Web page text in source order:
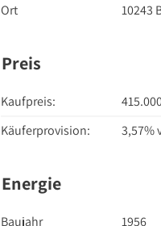
Ort 10243
Preis
Kaufpreis:
Käuferprovision:
3,57%
Energie
Baujahr
1956